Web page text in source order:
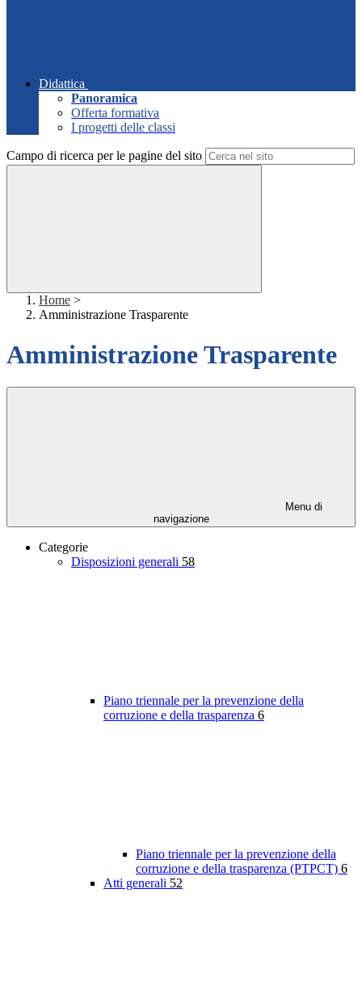
Didattica
Panoramica
Offerta formativa
I progetti delle classi
Campo di ricerca per le pagine del sito
Home >
Amministrazione Trasparente
Amministrazione Trasparente
Menu di
navigazione
Categorie
Disposizioni generali 58
Piano triennale per la prevenzione della
corruzione e della trasparenza 6
Piano triennale per la prevenzione della
corruzione e della trasparenza (PTPCT) 6
Atti generali 52